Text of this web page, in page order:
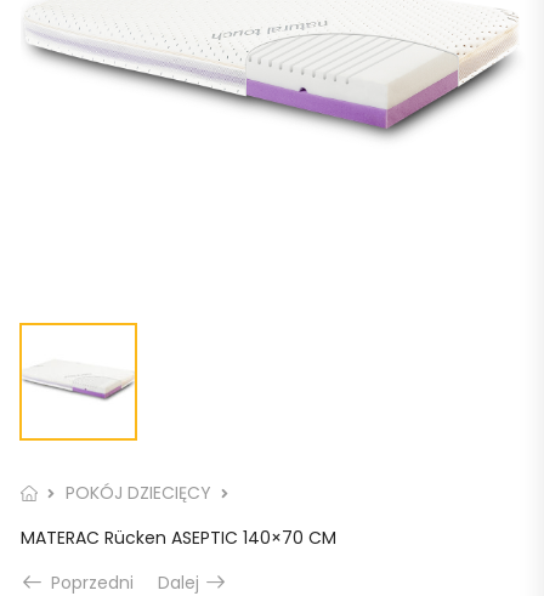
POKÓJ DZIECIĘCY
MATERAC Rücken ASEPTIC 140×70 CM
Poprzedni
Dalej